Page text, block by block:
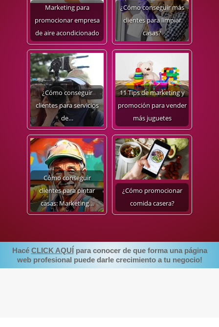
Marketing para
promocionar empresa
de aire acondicionado
¿Cómo conseguir más
clientes para limpiar
casas?
¿Cómo conseguir
clientes para servicios
de…
11 Tips de marketing y
promoción para vender
más juguetes
Cómo conseguir
clientes para pintar
casas: Marketing…
¿Cómo promocionar
comida casera?
Hacé CLICK AQUÍ para conocer de que forma una página
web profesional puede darle crecimiento a tu negocio!